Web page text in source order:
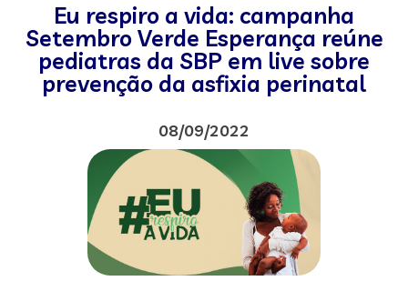
Eu respiro a vida: campanha
Setembro Verde Esperança reúne
pediatras da SBP em live sobre
prevenção da asfixia perinatal
08/09/2022